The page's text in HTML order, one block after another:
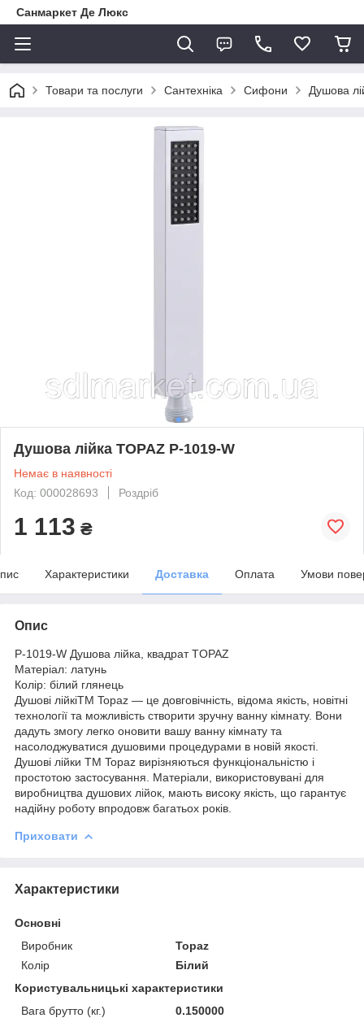
Санмаркет Де Люкс
Товари та послуги Сантехніка Сифони Душова
Душова лійка TOPAZ P-1019-W
Немає в наявності
Код: 000028693
Роздріб
1 113 ₴
Характеристики Доставка Оплата Умови
Опис
P-1019-W Душова лійка, квадрат TOPAZ
Матеріал: латунь
Колір: білий глянець
Душові лійкіТМ Topaz — це довговічність, відома якість, новітні
технології та можливість створити зручну ванну кімнату. Вони
дадуть змогу легко оновити вашу ванну кімнату та
насолоджуватися душовими процедурами в новій якості.
Душові лійки ТМ Topaz вирізняються функціональністю і
простотою застосування. Матеріали, використовувані для
виробництва душових лійок, мають високу якість, що гарантує
надійну роботу впродовж багатьох років.
Приховати
Характеристики
Основні
Виробник
Topaz
Колір
Білий
Користувальницькі характеристики
Вага брутто (кг.)
0.150000